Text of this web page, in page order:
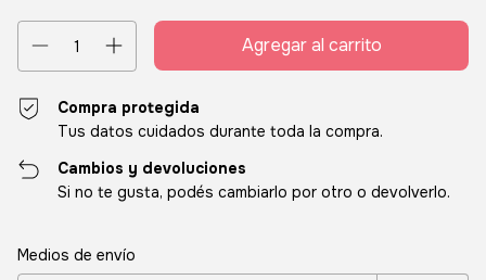
Compra protegida
Tus datos cuidados durante toda la compra.
Cambios y devoluciones
Si no te gusta, podés cambiarlo por otro o devolverlo.
Entregas para el CP:
Medios de envío